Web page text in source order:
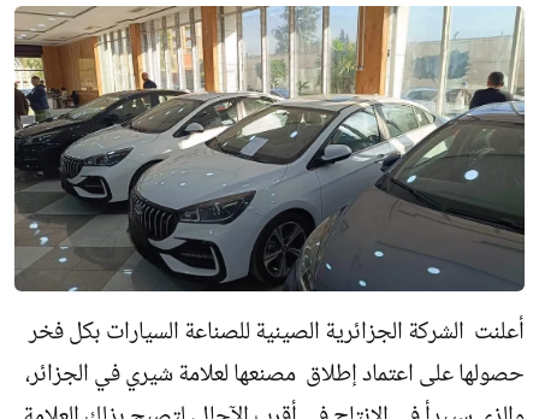
أعلنت الشركة الجزائرية الصينية للصناعة السيارات بكل فخر
حصولها على اعتماد إطلاق مصنعها لعلامة شيري في الجزائر،